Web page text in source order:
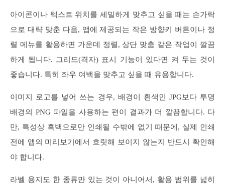
아이콘이나 텍스트 위치를 세밀하게 맞추고 싶을 때는 손가락
으로 대략 맞춘 다음, 앱에 제공되는 작은 방향키 버튼이나 정
렬 메뉴를 활용하면 가운데 정렬, 상단 맞춤 같은 작업이 깔끔
하게 됩니다. 그리드(격자) 표시 기능이 있다면 켜 두는 것이
좋습니다. 특히 좌우 여백을 맞추고 싶을 때 유용합니다.
이미지 로고를 넣어 쓰는 경우, 배경이 흰색인 JPG보다 투명
배경의 PNG 파일을 사용하는 편이 결과가 더 깔끔합니다. 다
만, 특성상 흑백으로만 인쇄될 수밖에 없기 때문에, 실제 인쇄
전에 앱의 미리보기에서 흐릿해 보이지 않는지 반드시 확인해
야 합니다.
라벨 용지도 한 종류만 있는 것이 아니어서, 활용 범위를 넓히